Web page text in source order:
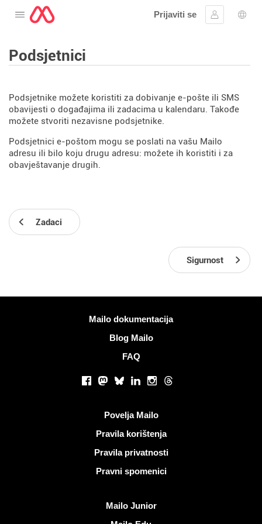
Otvorite meni
Prijaviti se
Prijavite se
Podsjetnici
Podsjetnike možete koristiti za dobivanje e-pošte ili SMS
obavijesti o događajima ili zadacima u kalendaru. Takođe
možete stvoriti nezavisne podsjetnike.
Podsjetnici e-poštom mogu se poslati na vašu Mailo
adresu ili bilo koju drugu adresu: možete ih koristiti i za
obavještavanje drugih.
Zadaci
Sigurnost
Mailo dokumentacija
Blog Mailo
FAQ
Facebook
Mastodon
BlueskyLinkedInInstagram
Threads
Povelja Mailo
Pravila korištenja
Pravila privatnosti
Pravni spomenici
Mailo Junior